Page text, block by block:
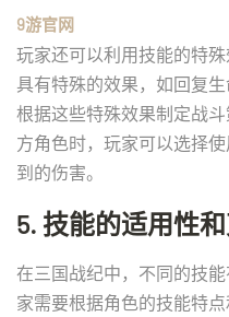
9游官网
玩家还可以利用技能的特
具有特殊的效果，如回复
根据这些特殊效果制定战
方角色时，玩家可以选择
到的伤害。
5. 技能的适用性
在三国战纪中，不同的技
家需要根据角色的技能特